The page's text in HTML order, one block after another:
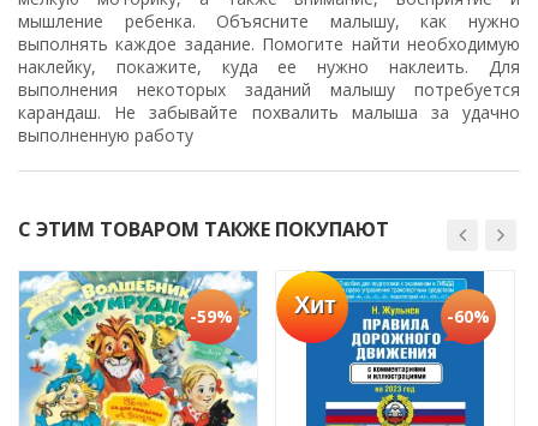
мышление ребенка. Объясните малышу, как нужно
выполнять каждое задание. Помогите найти необходимую
наклейку, покажите, куда ее нужно наклеить. Для
выполнения некоторых заданий малышу потребуется
карандаш. Не забывайте похвалить малыша за удачно
выполненную работу
С ЭТИМ ТОВАРОМ ТАКЖЕ ПОКУПАЮТ
-59% Хит -60%